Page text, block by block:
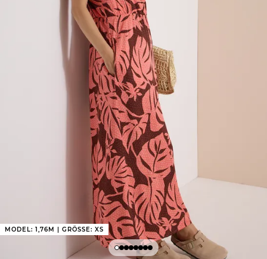
MODEL: 1,76M | GRÖSSE: XS